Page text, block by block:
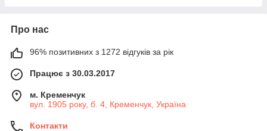
Про нас
96% позитивних з 1272 відгуків за рік
Працює з 30.03.2017
м. Кременчук
вул. 1905 року, б. 4, Кременчук, Україна
Контакти